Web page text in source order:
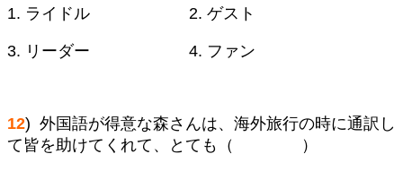
1. ライドル 2. ゲスト
3. リーダー 4. ファン
12) 外国語が得意な森さんは、海外旅行の時に通訳し
て皆を助けてくれて、とても（ ）